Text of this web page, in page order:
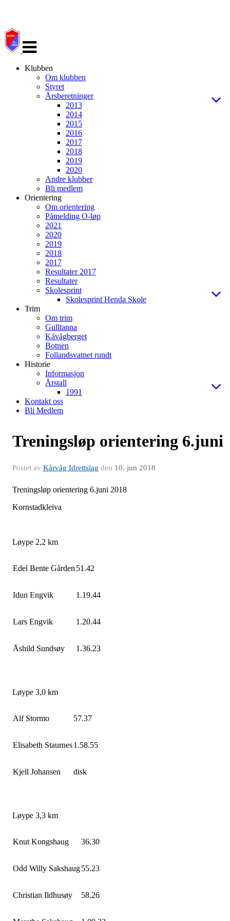
navigasjon
Klubben
Om klubben
Styret
Årsberetninger
2013
2014
2015
2016
2017
2018
2019
2020
Andre klubber
Bli medlem
Orientering
Om orientering
Påmelding O-løp
2021
2020
2019
2018
2017
Resultater 2017
Resultater
Skolesprint
Skolesprint Henda Skole
Trim
Om trim
Gulltanna
Kåvågberget
Botnen
Follandsvatnet rundt
Historie
Informasjon
Årstall
1991
Kontakt oss
Bli Medlem
Treningsløp orientering 6.juni
Postet av Kårvåg Idrettslag den 10. jun 2018
Treningsløp orientering 6.juni 2018
Kornstadkleiva
Løype 2,2 km
Edel Bente Gården 51.42
Idun Engvik 1.19.44
Lars Engvik 1.20.44
Åshild Sundsøy 1.36.23
Løype 3,0 km
Alf Stormo 57.37
Elisabeth Staurnes1.58.55
Kjell Johansen disk
Løype 3,3 km
Knut Kongshaug 36.30
Odd Willy Sakshaug55.23
Christian Ildhusøy 58.26